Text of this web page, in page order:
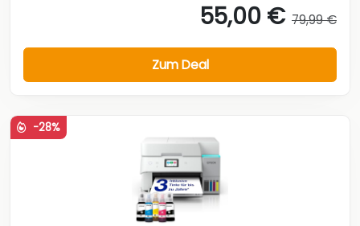
55,00 € 79,99 €
Zum Deal
-28%